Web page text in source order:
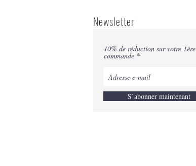
Newsletter
10% de réduction sur votre 1ère
commande
S`abonner maintenant